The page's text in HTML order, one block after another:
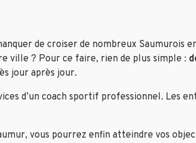
de croiser de nombreux Saumurois
ville ? Pour ce faire, rien de plus simple :
jour après jour.
d’un coach sportif professionnel. Les
vous pourrez enfin atteindre vos